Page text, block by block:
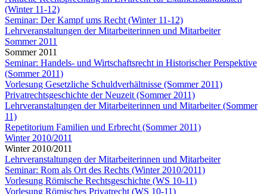
(Winter 11-12)
Seminar: Der Kampf ums Recht (Winter 11-12)
Lehrveranstaltungen der Mitarbeiterinnen und Mitarbeiter
Sommer 2011
Sommer 2011
Seminar: Handels- und Wirtschaftsrecht in Historischer Perspektive
(Sommer 2011)
Vorlesung Gesetzliche Schuldverhältnisse (Sommer 2011)
Privatrechtsgeschichte der Neuzeit (Sommer 2011)
Lehrveranstaltungen der Mitarbeiterinnen und Mitarbeiter (Sommer
11)
Repetitorium Familien und Erbrecht (Sommer 2011)
Winter 2010/2011
Winter 2010/2011
Lehrveranstaltungen der Mitarbeiterinnen und Mitarbeiter
Seminar: Rom als Ort des Rechts (Winter 2010/2011)
Vorlesung Römische Rechtsgeschichte (WS 10-11)
Vorlesung Römisches Privatrecht (WS 10-11)